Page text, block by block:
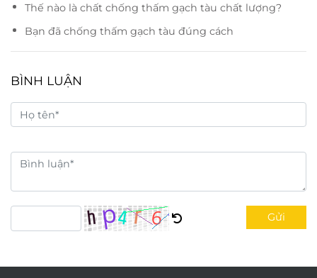
Thế nào là chất chống thấm gạch tàu chất lượng?
Bạn đã chống thấm gạch tàu đúng cách
BÌNH LUẬN
Gửi